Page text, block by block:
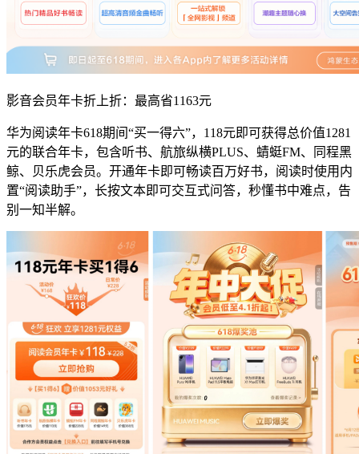
影音会员年卡折上折：最高省1163元
华为阅读年卡618期间“买一得六”，118元即可获得总价值1281
元的联合年卡，包含听书、航旅纵横PLUS、蜻蜓FM、同程黑
鲸、贝乐虎会员。开通年卡即可畅读百万好书，阅读时使用内
置“阅读助手”，长按文本即可交互式问答，秒懂书中难点，告
别一知半解。